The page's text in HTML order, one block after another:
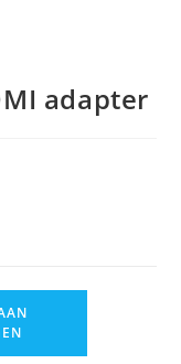
adapter